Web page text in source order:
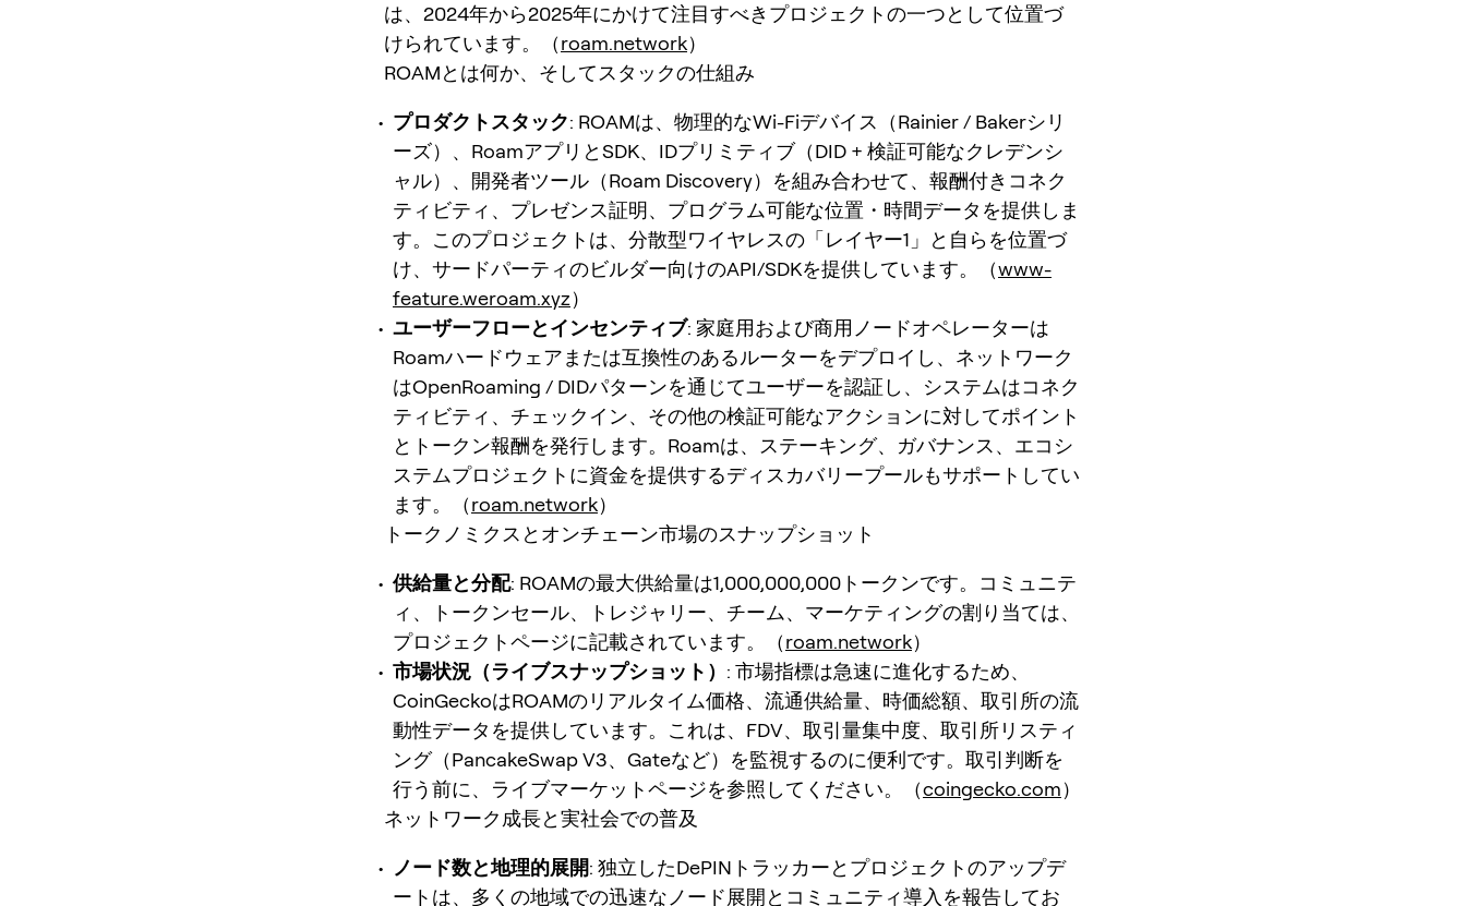
は、2024年から2025年にかけて注目すべきプロジェクトの一つとして位置づ
けられています。（roam.network）
ROAMとは何か、そしてスタックの仕組み
プロダクトスタック: ROAMは、物理的なWi-Fiデバイス（Rainier / Bakerシリ
ーズ）、RoamアプリとSDK、IDプリミティブ（DID + 検証可能なクレデンシ
ャル）、開発者ツール（Roam Discovery）を組み合わせて、報酬付きコネク
ティビティ、プレゼンス証明、プログラム可能な位置・時間データを提供しま
す。このプロジェクトは、分散型ワイヤレスの「レイヤー1」と自らを位置づ
け、サードパーティのビルダー向けのAPI/SDKを提供しています。（www-
feature.weroam.xyz）
ユーザーフローとインセンティブ: 家庭用および商用ノードオペレーターは
Roamハードウェアまたは互換性のあるルーターをデプロイし、ネットワーク
はOpenRoaming / DIDパターンを通じてユーザーを認証し、システムはコネク
ティビティ、チェックイン、その他の検証可能なアクションに対してポイント
とトークン報酬を発行します。Roamは、ステーキング、ガバナンス、エコシ
ステムプロジェクトに資金を提供するディスカバリープールもサポートしてい
ます。（roam.network）
トークノミクスとオンチェーン市場のスナップショット
供給量と分配: ROAMの最大供給量は1,000,000,000トークンです。コミュニテ
ィ、トークンセール、トレジャリー、チーム、マーケティングの割り当ては、
プロジェクトページに記載されています。（roam.network）
市場状況（ライブスナップショット） : 市場指標は急速に進化するため、
CoinGeckoはROAMのリアルタイム価格、流通供給量、時価総額、取引所の流
動性データを提供しています。これは、FDV、取引量集中度、取引所リスティ
ング（PancakeSwap V3、Gateなど）を監視するのに便利です。取引判断を
行う前に、ライブマーケットページを参照してください。（coingecko.com）
ネットワーク成長と実社会での普及
ノード数と地理的展開: 独立したDePINトラッカーとプロジェクトのアップデ
ートは、多くの地域での迅速なノード展開とコミュニティ導入を報告してお